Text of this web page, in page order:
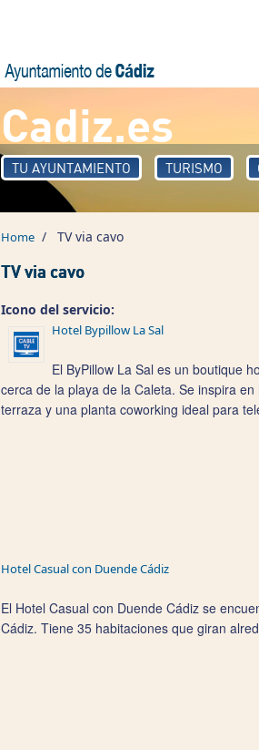
Cadiz.es
TU AYUNTAMIENTO TURISMO
Home / TV via cavo
TV via cavo
Icono del servicio:
Hotel Bypillow La Sal
El ByPillow La Sal es un boutique
cerca de la playa de la Caleta. Se inspira
terraza y una planta coworking ideal para
Hotel Casual con Duende Cádiz
El Hotel Casual con Duende Cádiz se
Cádiz. Tiene 35 habitaciones que giran